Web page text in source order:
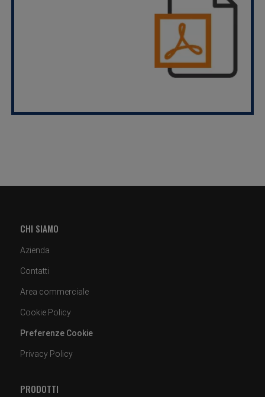
CHI SIAMO
Azienda
Contatti
Area commerciale
Cookie Policy
Preferenze Cookie
Privacy Policy
PRODOTTI